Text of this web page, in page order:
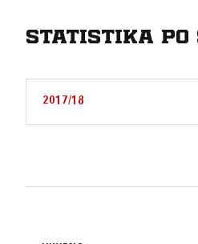
Statistika po
2017/18